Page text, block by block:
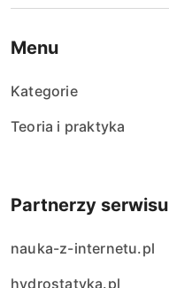
Menu
Kategorie
Teoria i praktyka
Partnerzy serwisu
nauka-z-internetu.pl
hydrostatyka.pl